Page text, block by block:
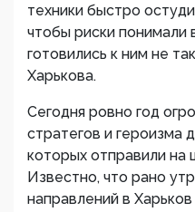
техники быстро
чтобы риски понимали
готовились к ним не
Харькова.
Сегодня ровно год
стратегов и героизма
которых отправили на
Известно, что рано
направлений в